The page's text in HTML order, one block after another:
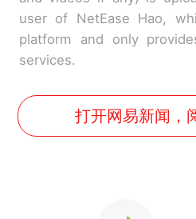
user of NetEase Hao,
platform and only
services.
打开网易新闻，